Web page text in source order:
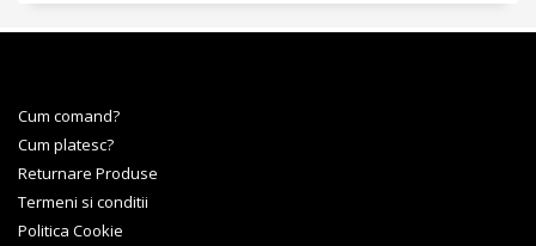
Cum comand?
Cum platesc?
Returnare Produse
Termeni si conditii
Politica Cookie